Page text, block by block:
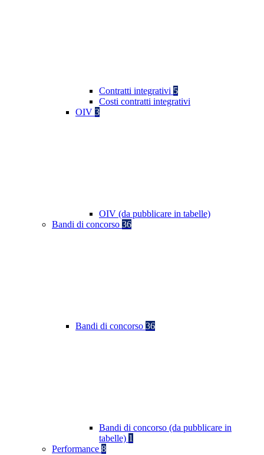
Contratti integrativi 5
Costi contratti integrativi
OIV 3
OIV (da pubblicare in tabelle)
Bandi di concorso 36
Bandi di concorso 36
Bandi di concorso (da pubblicare in
tabelle) 1
Performance 8